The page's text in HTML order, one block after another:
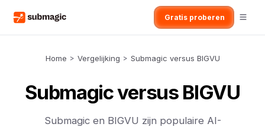
Gratis proberen
Home > Vergelijking > Submagic versus BIGVU
Submagic versus BIGVU
Submagic en BIGVU zijn populaire AI-